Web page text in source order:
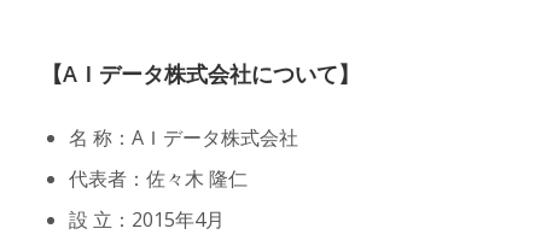
【AＩデータ株式会社について】
名 称：AＩデータ株式会社
代表者：佐々木 隆仁
設 立：2015年4月